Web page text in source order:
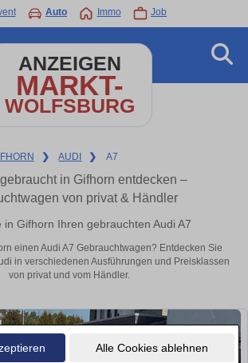
Alle Cookies ablehnen
Auto Immo Job
ANZEIGEN
MARKT-
WOLFSBURG
❯ AUDI ❯ A7
in Gifhorn entdecken –
von privat & Händler
in Gifhorn Ihren gebrauchten Audi A7
einen Audi A7 Gebrauchtwagen? Entdecken Sie
in verschiedenen Ausführungen und Preisklassen
von privat und vom Händler.